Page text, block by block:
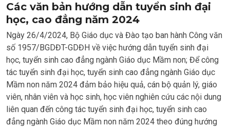
Các văn bản hướng dẫn tuyển sinh đại
học, cao đẳng năm 2024
Ngày 26/4/2024, Bộ Giáo dục và Đào tạo ban hành Công văn
số 1957/BGDĐT-GDĐH về việc hướng dẫn tuyển sinh đại
học, tuyển sinh cao đẳng ngành Giáo dục Mầm non; Để công
tác tuyển sinh đại học, tuyển sinh cao đẳng ngành Giáo dục
Mầm non năm 2024 đảm bảo hiệu quả, cán bộ quản lý, giáo
viên, nhân viên và học sinh, học viên nghiên cứu các nội dung
liên quan đến công tác tuyển sinh đại học, tuyển sinh cao
đẳng ngành Giáo dục Mầm non năm 2024 theo đúng hướng